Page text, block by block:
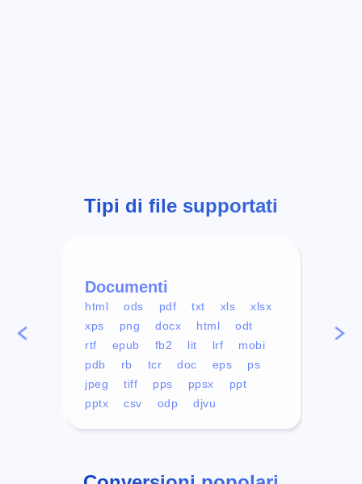
Tipi di file supportati
Documenti
html ods pdf txt xls
xlsx
xps
png docx html
odt
rtf
epub fb2 lit lrf
mobi
pdb
rb tcr doc eps
ps
jpeg
tiff pps ppsx
ppt
pptx
csv odp djvu
mp4